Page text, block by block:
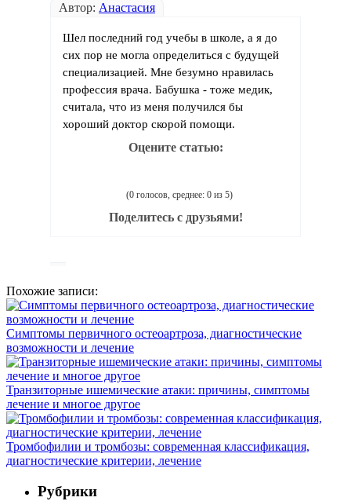
Автор: Анастасия
Шел последний год учебы в школе, а я до
сих пор не могла определиться с будущей
специализацией. Мне безумно нравилась
профессия врача. Бабушка - тоже медик,
считала, что из меня получился бы
хороший доктор скорой помощи.
Оцените статью:
(0 голосов, среднее: 0 из 5)
Поделитесь с друзьями!
Похожие записи:
Симптомы первичного остеоартроза, диагностические
возможности и лечение
Транзиторные ишемические атаки: причины, симптомы
лечение и многое другое
Тромбофилии и тромбозы: современная классификация,
диагностические критерии, лечение
Рубрики